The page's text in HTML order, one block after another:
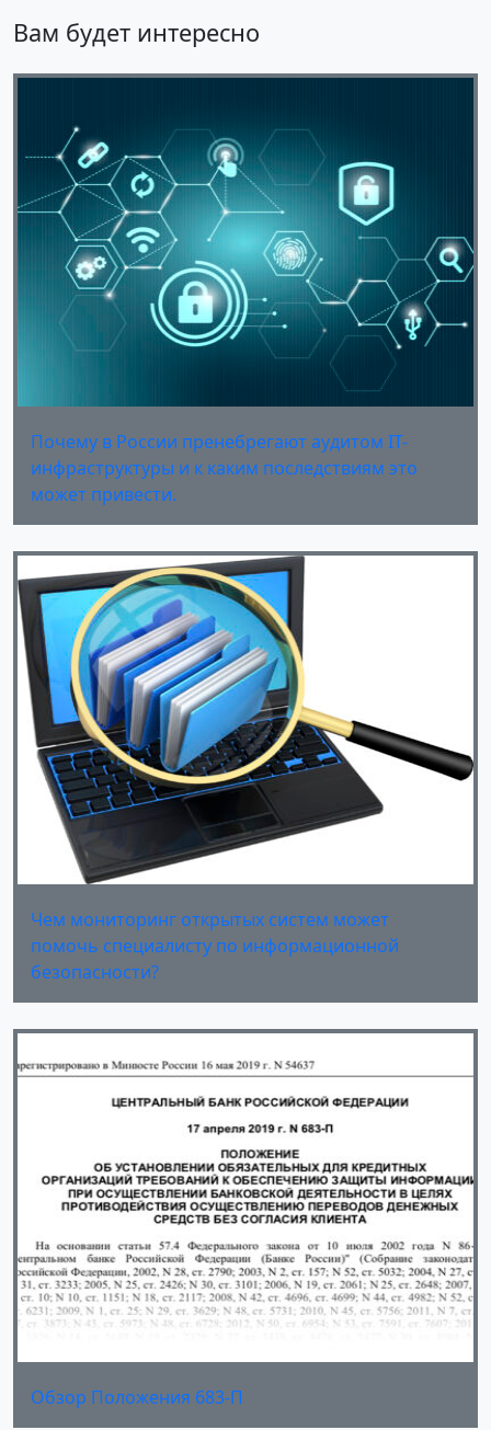
Вам будет интересно
Почему в России пренебрегают аудитом IT-
инфраструктуры и к каким последствиям это
может привести.
Чем мониторинг открытых систем может
помочь специалисту по информационной
безопасности?
Обзор Положения 683-П